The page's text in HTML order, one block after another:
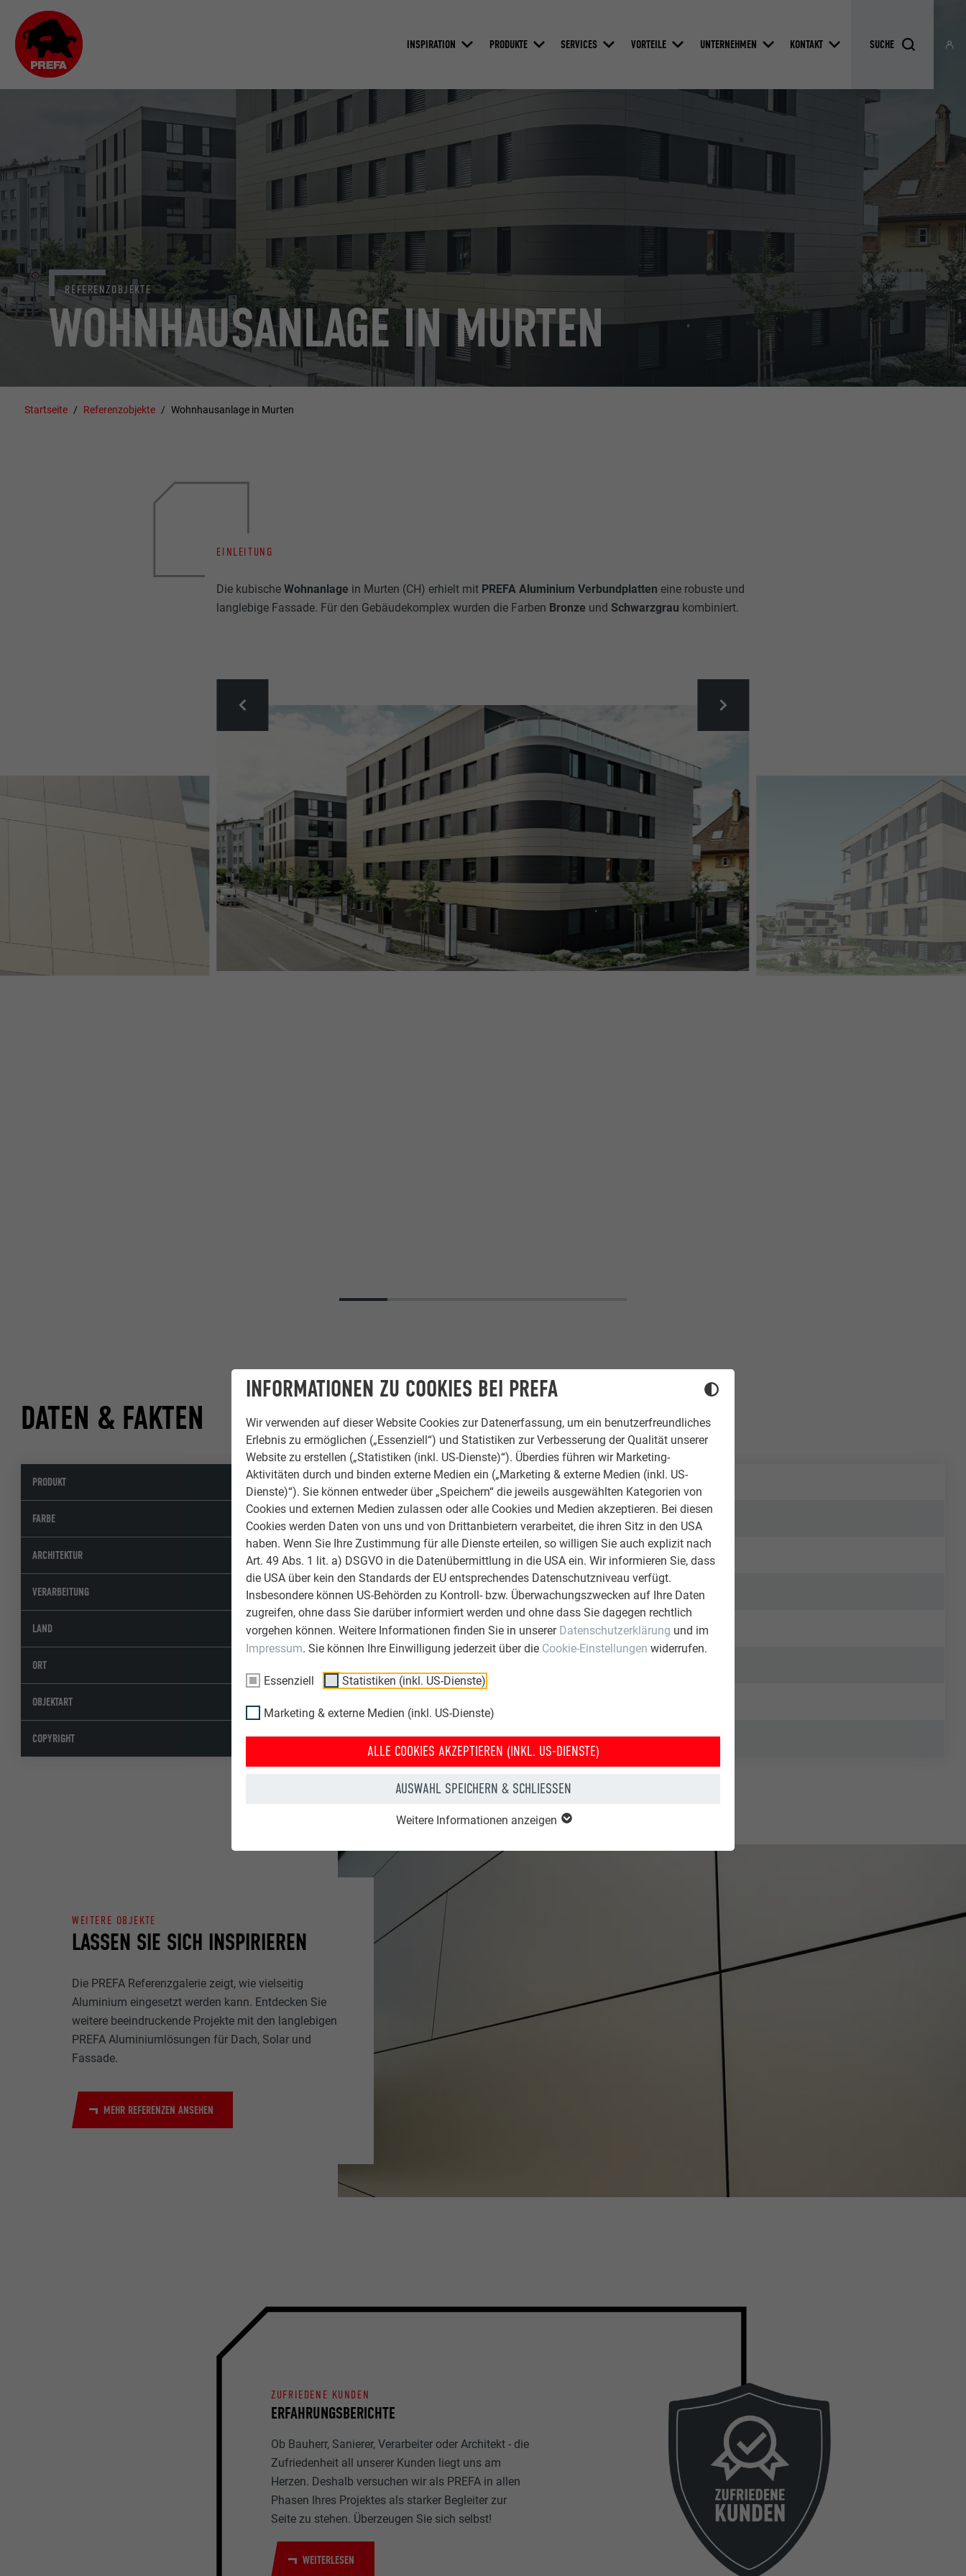
INFORMATIONEN ZU COOKIES BEI PREFA
Wir verwenden auf dieser Website Cookies zur Datenerfassung, um ein benutzerfreundliches
Erlebnis zu ermöglichen („Essenziell“) und Statistiken zur Verbesserung der Qualität unserer
Website zu erstellen („Statistiken (inkl. US-Dienste)“). Überdies führen wir Marketing-
Aktivitäten durch und binden externe Medien ein („Marketing & externe Medien (inkl. US-
Dienste)“). Sie können entweder über „Speichern“ die jeweils ausgewählten Kategorien von
Cookies und externen Medien zulassen oder alle Cookies und Medien akzeptieren. Bei diesen
Cookies werden Daten von uns und von Drittanbietern verarbeitet, die ihren Sitz in den USA
haben. Wenn Sie Ihre Zustimmung für alle Dienste erteilen, so willigen Sie auch explizit nach
Art. 49 Abs. 1 lit. a) DSGVO in die Datenübermittlung in die USA ein. Wir informieren Sie, dass
die USA über kein den Standards der EU entsprechendes Datenschutzniveau verfügt.
Insbesondere können US-Behörden zu Kontroll- bzw. Überwachungszwecken auf Ihre Daten
zugreifen, ohne dass Sie darüber informiert werden und ohne dass Sie dagegen rechtlich
vorgehen können. Weitere Informationen finden Sie in unserer Datenschutzerklärung und im
Impressum. Sie können Ihre Einwilligung jederzeit über die Cookie-Einstellungen widerrufen.
Essenziell Statistiken (inkl. US-Dienste)
Marketing & externe Medien (inkl. US-Dienste)
ALLE COOKIES AKZEPTIEREN (INKL. US-DIENSTE)
AUSWAHL SPEICHERN & SCHLIESSEN
Weitere Informationen anzeigen
INSPIRATION PRODUKTE SERVICES VORTEILE UNTERNEHMEN KONTAKT
WOHNHAUSANLAGE IN MURTEN
REFERENZOBJEKTE
Startseite Referenzobjekte Wohnhausanlage in Murten
EINLEITUNG
Die kubischeWohnanlage in Murten (CH) erhielt mit PREFA Aluminium Verbundplatten eine robuste und
langlebige Fassade. Für den Gebäudekomplex wurden die Farben Bronze undSchwarzgrau kombiniert.
DATEN & FAKTEN
PRODUKT Aluminium Verbundplatte
FARBE
ARCHITEKTUR BD Architekten AG
VERARBEITUNG Baeriswyl AG
LAND Schweiz
ORT
OBJEKTART
COPYRIGHT © PREFA | Croce & Wir
LASSEN SIE SICH INSPIRIEREN
WEITERE OBJEKTE
Die PREFA Referenzgalerie zeigt, wie vielseitig
Aluminium eingesetzt werden kann. Entdecken Sie
weitere beeindruckende Projekte mit den langlebigen
PREFA Aluminiumlösungen für Dach, Solar und
Fassade.
MEHR REFERENZEN ANSEHEN
ERFAHRUNGSBERICHTE
ZUFRIEDENE KUNDEN
Ob Bauherr, Sanierer, Verarbeiter oder Architekt - die
Zufriedenheit all unserer Kunden liegt uns am
Herzen. Deshalb versuchen wir als PREFA in allen
Phasen Ihres Projektes als starker Begleiter zur
Seite zu stehen. Überzeugen Sie sich selbst!
WEITERLESEN